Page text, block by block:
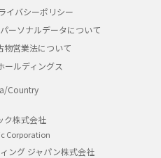
イバシーポリシー
ーソナルデータについて
物営業法について
ールディングス
Country
ク株式会社
Corporation
ング ジャパン株式会社